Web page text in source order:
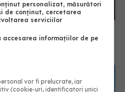
de alcool la
ficatului
personalizat, măsurători
de conținut, cercetarea
serviciilor
accesarea informațiilor de pe
vor fi prelucrate, iar
(cookie-uri, identificatori unici